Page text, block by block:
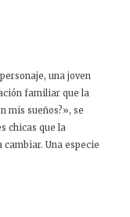
una joven
familiar que la
mis sueños?», se
chicas que la
cambiar. Una especie